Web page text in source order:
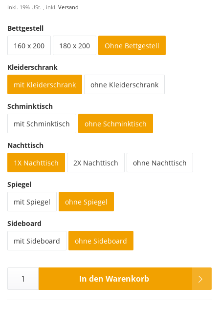
inkl. 19% USt. , inkl. Versand
Bettgestell
160 x 200
180 x 200 Ohne Bettgestell
Kleiderschrank
mit Kleiderschrank
ohne Kleiderschrank
Schminktisch
mit Schminktisch
ohne Schminktisch
Nachttisch
1X Nachttisch
2X Nachttisch ohne Nachttisch
Spiegel
mit Spiegel
ohne Spiegel
Sideboard
mit Sideboard
ohne Sideboard
In den Warenkorb